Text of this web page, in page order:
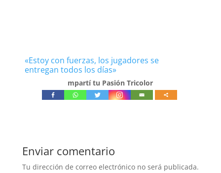
«Estoy con fuerzas, los jugadores se
entregan todos los días»
mpartí tu Pasión Tricolor
Enviar comentario
Tu dirección de correo electrónico no será publicada.